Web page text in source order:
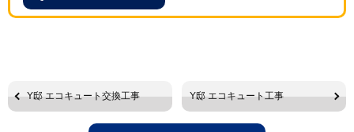
Y邸 エコキュート交換工事 Y邸 エコキュート工事